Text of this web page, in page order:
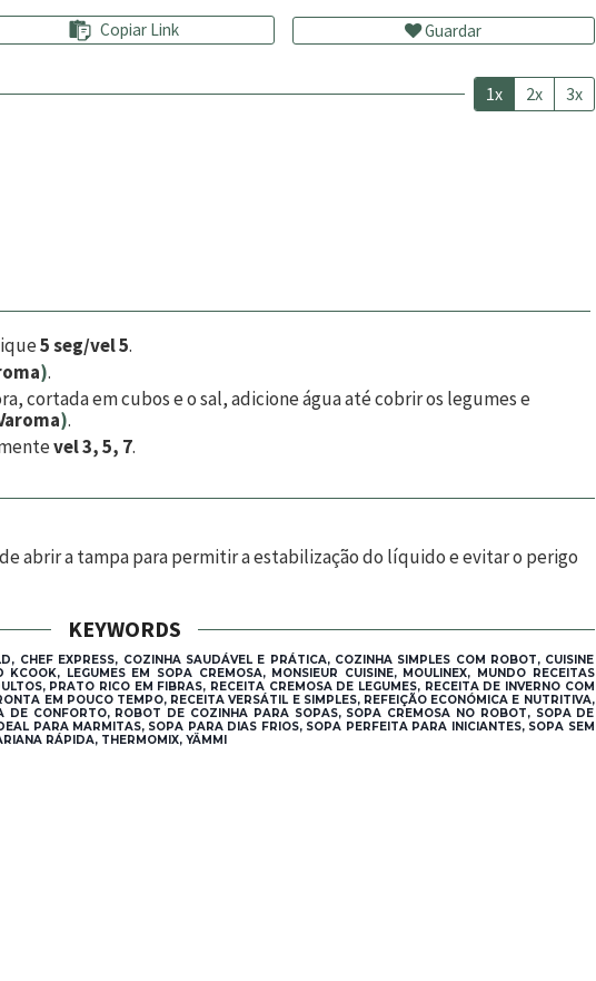
Copiar Link Guardar
1x 2x 3x
5 seg/vel 5.
).
cortada em cubos e o sal, adicione água até cobrir os legumes e
).
vel 3, 5, 7.
abrir a tampa para permitir a estabilização do líquido e evitar o perigo
KEYWORDS
CHEF EXPRESS, COZINHA SAUDÁVEL E PRÁTICA, COZINHA SIMPLES COM ROBOT, CUISINE
LEGUMES EM SOPA CREMOSA, MONSIEUR CUISINE, MOULINEX, MUNDO RECEITAS
PRATO RICO EM FIBRAS, RECEITA CREMOSA DE LEGUMES, RECEITA DE INVERNO COM
EM POUCO TEMPO, RECEITA VERSÁTIL E SIMPLES, REFEIÇÃO ECONÓMICA E NUTRITIVA,
DE CONFORTO, ROBOT DE COZINHA PARA SOPAS, SOPA CREMOSA NO ROBOT, SOPA DE
PARA MARMITAS, SOPA PARA DIAS FRIOS, SOPA PERFEITA PARA INICIANTES, SOPA SEM
RÁPIDA, THERMOMIX, YÄMMI